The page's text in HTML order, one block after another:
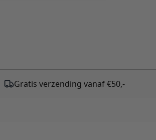
Gratis verzending vanaf €50,-